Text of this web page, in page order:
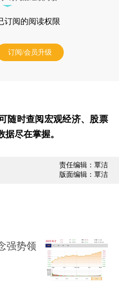
订阅的阅读权限
订阅/会员升级
可随时查阅宏观经济、股票
尽在掌握。
责任编辑：覃洁
版面编辑：覃洁
强势领